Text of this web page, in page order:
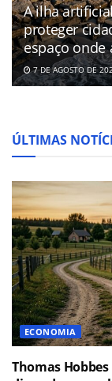
A ilha
proteger
espaço onde
7 DE AGOSTO DE
ÚLTIMAS
ECONOMIA
Thomas Hobbes